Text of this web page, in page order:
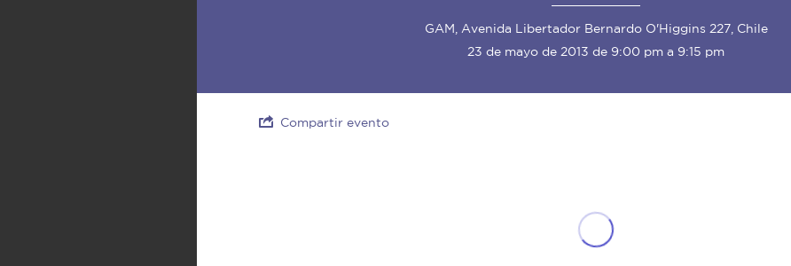
GAM, Avenida Libertador Bernardo O'Higgins 227, Chile
23 de mayo de 2013 de 9:00 pm a 9:15 pm
Compartir evento